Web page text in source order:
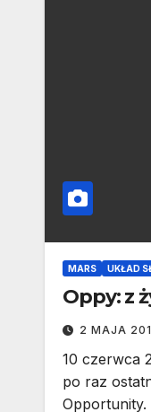
MARS UKŁAD
Oppy: z
2 MAJA
10 czerwca
po raz
Opportunity.